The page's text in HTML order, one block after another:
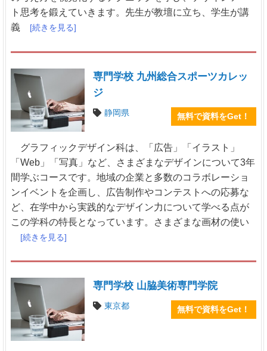
ト思考を鍛えていきます。先生が教壇に立ち、学生が講
義
[続きを見る]
専門学校 九州総合スポーツカレッ
ジ
静岡県 無料で資料をGet！
グラフィックデザイン科は、「広告」「イラスト」
「Web」「写真」など、さまざまなデザインについて3年
間学ぶコースです。地域の企業と多数のコラボレーショ
ンイベントを企画し、広告制作やコンテストへの応募な
ど、在学中から実践的なデザイン力について学べる点が
この学科の特長となっています。さまざまな画材の使い
[続きを見る]
専門学校 山脇美術専門学院
東京都 無料で資料をGet！